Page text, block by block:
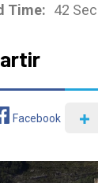
Time: 42
Facebook